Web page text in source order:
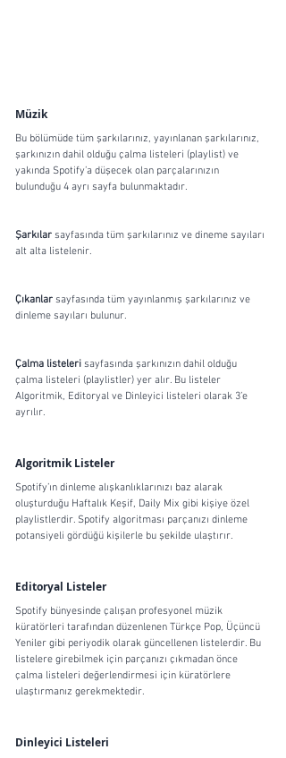
Müzik
Bu bölümüde tüm şarkılarınız, yayınlanan şarkılarınız,
şarkınızın dahil olduğu çalma listeleri (playlist) ve
yakında Spotify’a düşecek olan parçalarınızın
bulunduğu 4 ayrı sayfa bulunmaktadır.
Şarkılar sayfasında tüm şarkılarınız ve dineme sayıları
alt alta listelenir.
Çıkanlar sayfasında tüm yayınlanmış şarkılarınız ve
dinleme sayıları bulunur.
Çalma listeleri sayfasında şarkınızın dahil olduğu
çalma listeleri (playlistler) yer alır. Bu listeler
Algoritmik, Editoryal ve Dinleyici listeleri olarak 3’e
ayrılır.
Algoritmik Listeler
Spotify’ın dinleme alışkanlıklarınızı baz alarak
oluşturduğu Haftalık Keşif, Daily Mix gibi kişiye özel
playlistlerdir. Spotify algoritması parçanızı dinleme
potansiyeli gördüğü kişilerle bu şekilde ulaştırır.
Editoryal Listeler
Spotify bünyesinde çalışan profesyonel müzik
küratörleri tarafından düzenlenen Türkçe Pop, Üçüncü
Yeniler gibi periyodik olarak güncellenen listelerdir. Bu
listelere girebilmek için parçanızı çıkmadan önce
çalma listeleri değerlendirmesi için küratörlere
ulaştırmanız gerekmektedir.
Dinleyici Listeleri